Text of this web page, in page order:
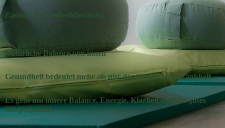
Eqology Gesundheitsberatung
Natürliche Balance von innen
Gesundheit bedeutet mehr als nur das Fehlen von Krankheit.
Es geht um innere Balance, Energie, Klarheit und ein gutes
Körpergefühl.